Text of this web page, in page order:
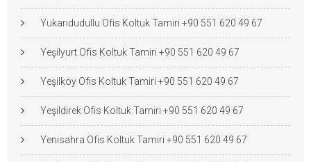
Yukarıdudullu Ofis Koltuk Tamiri +90 551 620 49 67
Yeşilyurt Ofis Koltuk Tamiri +90 551 620 49 67
Yeşilköy Ofis Koltuk Tamiri +90 551 620 49 67
Yeşildirek Ofis Koltuk Tamiri +90 551 620 49 67
Yenisahra Ofis Koltuk Tamiri +90 551 620 49 67